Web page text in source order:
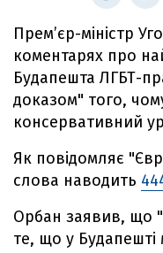
Прем’єр-міністр
коментарях про
Будапешта ЛГБТ-
доказом" того,
консервативний
Як повідомляє
слова наводить
Орбан заявив, що
те, що у Будапешті